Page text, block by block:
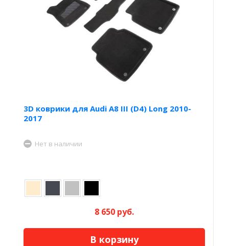
3D коврики для Audi A8 III (D4) Long 2010-
2017
Нет в наличии
8 650 руб.
В корзину